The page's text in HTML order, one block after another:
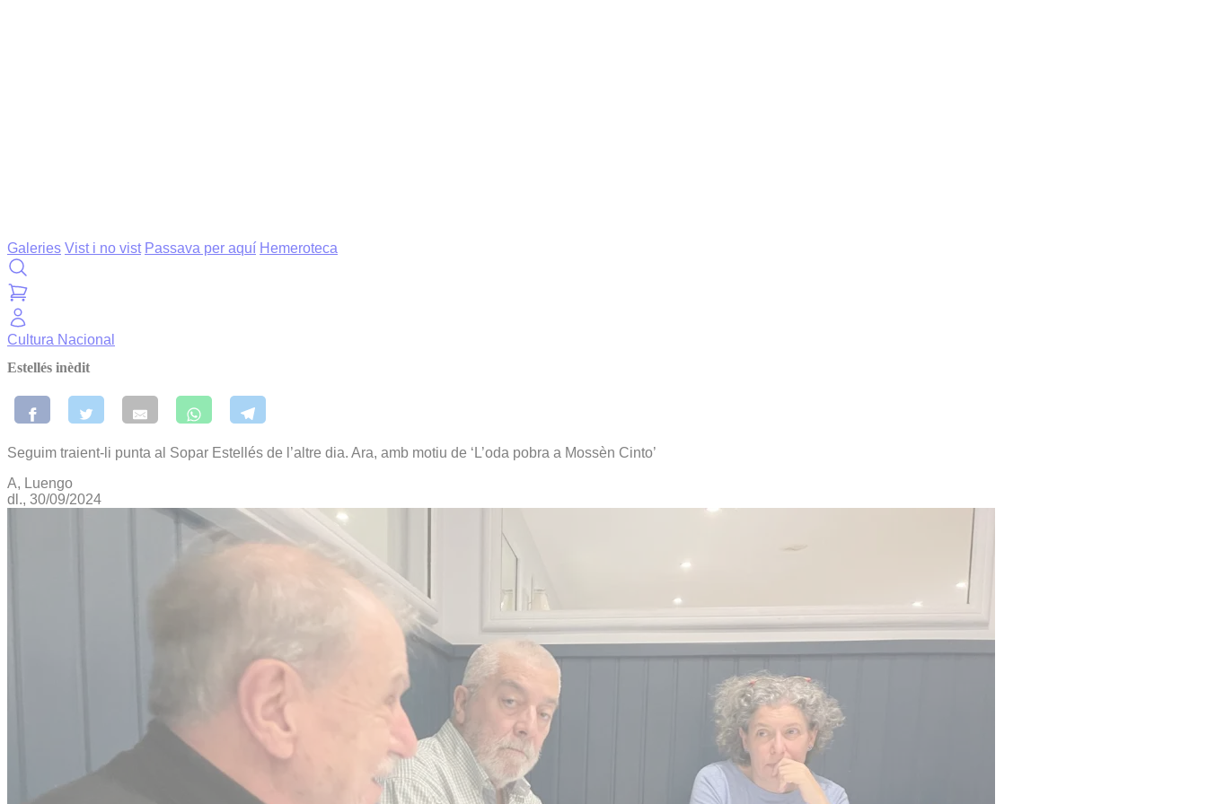
Galeries Vist i no vist Passava per aquí Hemeroteca
Cultura Nacional
Estellés inèdit
Seguim traient-li punta al Sopar Estellés de l’altre dia. Ara, amb motiu de ‘L’oda pobra a Mossèn Cinto’
A, Luengo
dl., 30/09/2024